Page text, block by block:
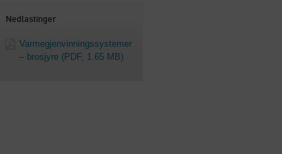
Nedlastinger
Varmegjenvinningssystemer
– brosjyre (PDF, 1.65 MB)